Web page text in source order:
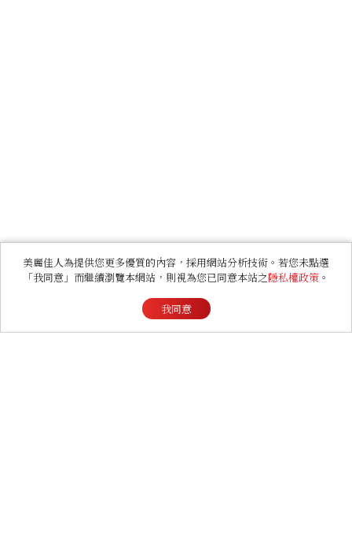
美麗佳人為提供您更多優質的內容，採用網站分析技術。若您未點選
「我同意」而繼續瀏覽本網站，則視為您已同意本站之隱私權政策 。
我同意